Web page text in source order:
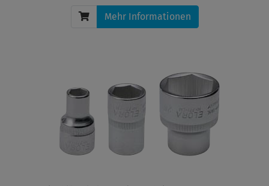
Mehr Informationen